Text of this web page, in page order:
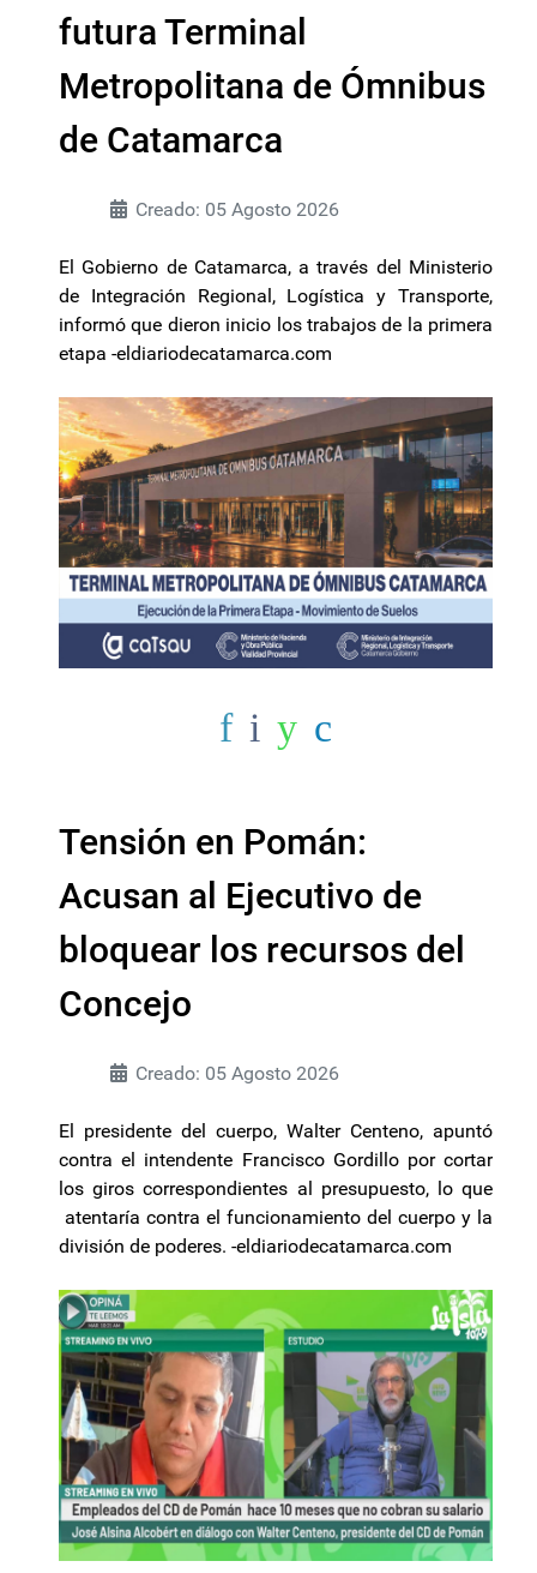
futura Terminal
Metropolitana de Ómnibus
de Catamarca
Creado: 05 Agosto 2026
El Gobierno de Catamarca, a través del Ministerio
de Integración Regional, Logística y Transporte,
informó que dieron inicio los trabajos de la primera
etapa -eldiariodecatamarca.com
Tensión en Pomán:
Acusan al Ejecutivo de
bloquear los recursos del
Concejo
Creado: 05 Agosto 2026
El presidente del cuerpo, Walter Centeno, apuntó
contra el intendente Francisco Gordillo por cortar
los giros correspondientes al presupuesto, lo que
atentaría contra el funcionamiento del cuerpo y la
división de poderes. -eldiariodecatamarca.com